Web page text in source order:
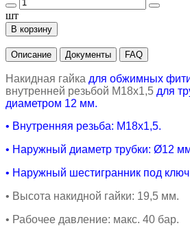
шт
В корзину
Описание Документы FAQ
Накидная гайка для обжимных
внутренней резьбой M18x1,5 для
диаметром 12 мм.
• Внутренняя резьба: М18х1,5.
• Наружный диаметр трубки: Ø12
• Наружный шестигранник под
• Высота накидной гайки: 19,5 мм.
• Рабочее давление: макс. 40 бар.